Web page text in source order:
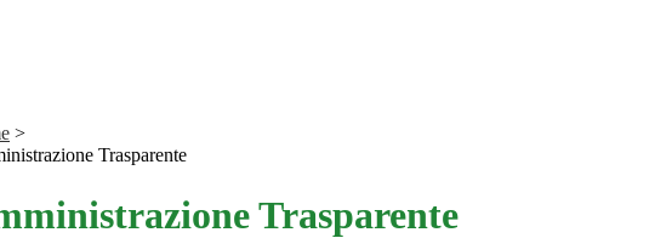
>
Trasparente
Trasparente